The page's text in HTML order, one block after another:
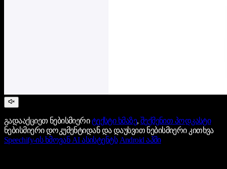
გადააქციეთ ნებისმიერიტექსტი ხმაზე, შექმენით პოდკასტი
ნებისმიერი დოკუმენტიდან და დაუსვით ნებისმიერი კითხვა
Speechify-ის ხმოვან AI ასისტენტს Android აპში